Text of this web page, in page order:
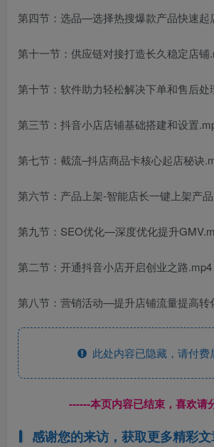
第四节：选品—选择热搜爆款产品快速起
第十一节：供应链对接打造长久稳定店铺
第十节：软件助力轻松解决下单和售后处
第三节：抖音小店店铺基础搭建和设置
第七节：截流–抖店商品卡核心起店秘诀
第六节：产品上架-智能店长一键上架产
第九节：SEO优化—深度优化提升
第二节：开通抖音小店开启创业之路.mp4
第八节：营销活动—提升店铺流量提高转
此处内容已隐藏，请付费
------本页内容已结束，喜欢请
感谢您的来访，获取更多精彩文